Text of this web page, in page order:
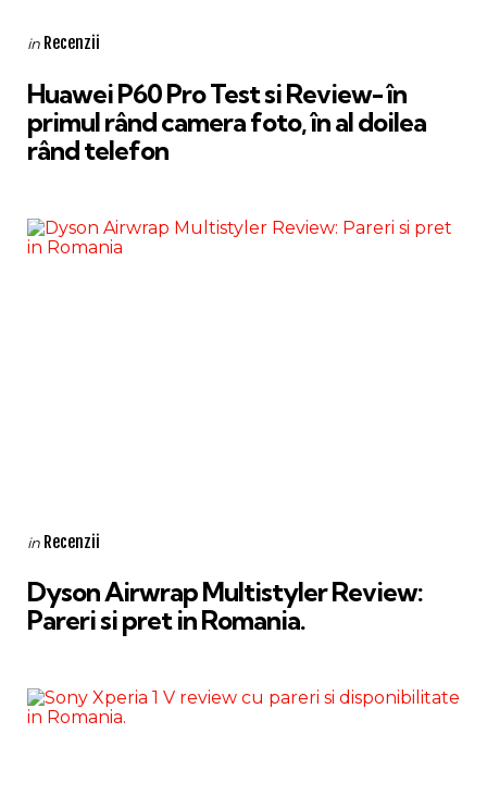
Categories
Posted
in Recenzii
Huawei P60 Pro Test si Review- în
primul rând camera foto, în al doilea
rând telefon
Categories
Posted
in Recenzii
Dyson Airwrap Multistyler Review:
Pareri si pret in Romania.